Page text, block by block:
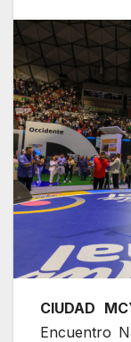
CIUDAD
Encuentro